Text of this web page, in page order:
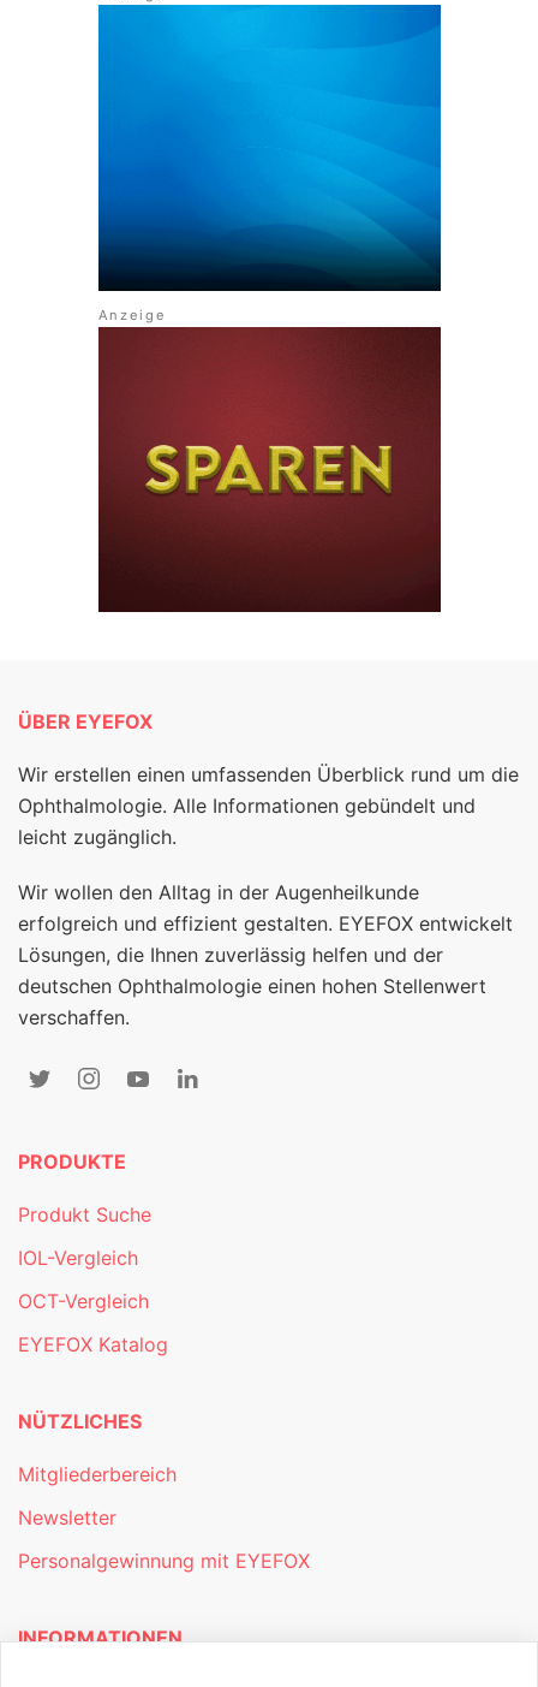
ÜBER EYEFOX
Wir erstellen einen umfassenden Überblick rund um die
Ophthalmologie. Alle Informationen gebündelt und
leicht zugänglich.
Wir wollen den Alltag in der Augenheilkunde
erfolgreich und effizient gestalten. EYEFOX entwickelt
Lösungen, die Ihnen zuverlässig helfen und der
deutschen Ophthalmologie einen hohen Stellenwert
verschaffen.
PRODUKTE
Produkt Suche
IOL-Vergleich
OCT-Vergleich
EYEFOX Katalog
NÜTZLICHES
Mitgliederbereich
Newsletter
Personalgewinnung mit EYEFOX
INFORMATIONEN